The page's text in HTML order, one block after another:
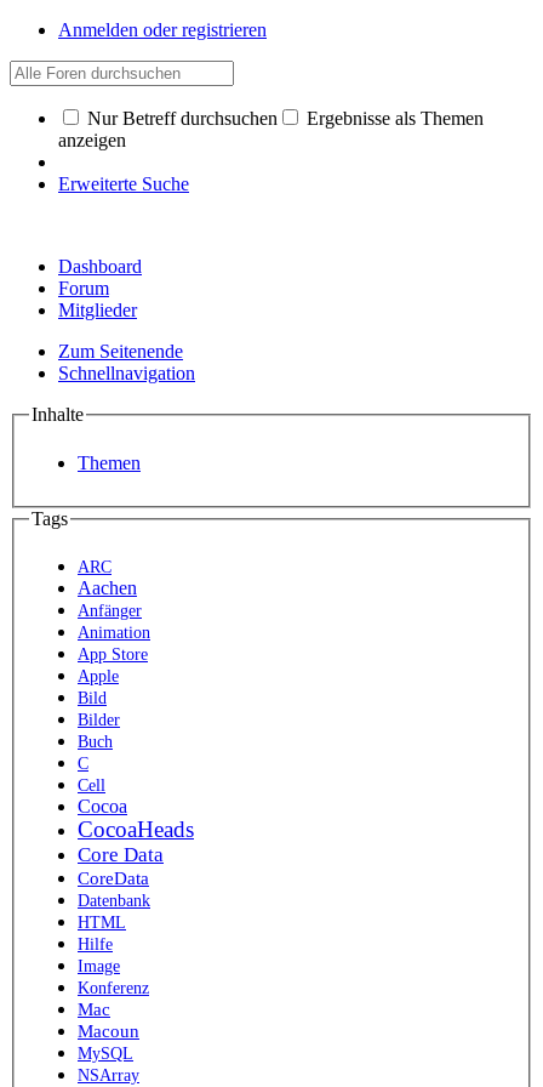
Anmelden oder registrieren
Nur Betreff durchsuchen
Ergebnisse als Themen
anzeigen
Erweiterte Suche
Dashboard
Forum
Mitglieder
Zum Seitenende
Schnellnavigation
Inhalte
Themen
Tags
ARC
Aachen
Anfänger
Animation
App Store
Apple
Bild
Bilder
Buch
C
Cell
Cocoa
CocoaHeads
Core Data
CoreData
Datenbank
HTML
Hilfe
Image
Konferenz
Mac
Macoun
MySQL
NSArray